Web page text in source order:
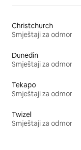
Christchurch
Smještaji za odmor
Dunedin
Smještaji za odmor
Tekapo
Smještaji za odmor
Twizel
Smještaji za odmor